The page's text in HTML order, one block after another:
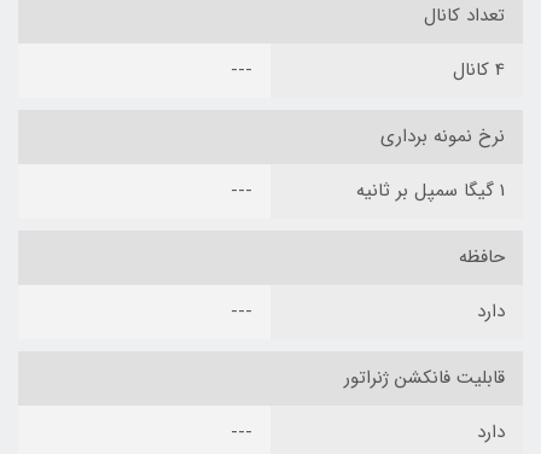
تعداد کانال
4 کانال
---
نرخ نمونه برداری
1 گیگا سمپل بر ثانیه
---
حافظه
دارد
---
قابلیت فانکشن ژنراتور
دارد
---